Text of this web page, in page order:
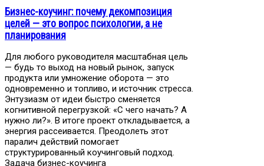
Бизнес-коучинг: почему декомпозиция
целей — это вопрос психологии, а не
планирования
Для любого руководителя масштабная цель
— будь то выход на новый рынок, запуск
продукта или умножение оборота — это
одновременно и топливо, и источник стресса.
Энтузиазм от идеи быстро сменяется
когнитивной перегрузкой: «С чего начать? А
нужно ли?». В итоге проект откладывается, а
энергия рассеивается. Преодолеть этот
паралич действий помогает
структурированный коучинговый подход.
Задача бизнес-коучинга